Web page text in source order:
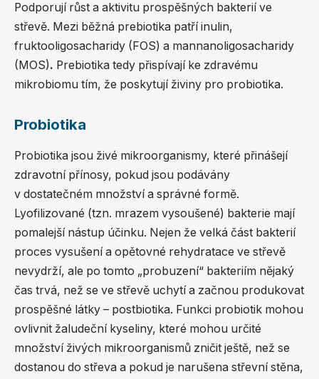
Podporují růst a aktivitu prospěšných bakterií ve
střevě. Mezi běžná prebiotika patří inulin,
fruktooligosacharidy (FOS) a mannanoligosacharidy
(MOS). Prebiotika tedy přispívají ke zdravému
mikrobiomu tím, že poskytují živiny pro probiotika.
Probiotika
Probiotika jsou živé mikroorganismy, které přinášejí
zdravotní přínosy, pokud jsou podávány
v dostatečném množství a správné formě.
Lyofilizované (tzn. mrazem vysoušené) bakterie mají
pomalejší nástup účinku. Nejen že velká část bakterií
proces vysušení a opětovné rehydratace ve střevě
nevydrží, ale po tomto „probuzení“ bakteriím nějaký
čas trvá, než se ve střevě uchytí a začnou produkovat
prospěšné látky – postbiotika. Funkci probiotik mohou
ovlivnit žaludeční kyseliny, které mohou určité
množství živých mikroorganismů zničit ještě, než se
dostanou do střeva a pokud je narušena střevní stěna,